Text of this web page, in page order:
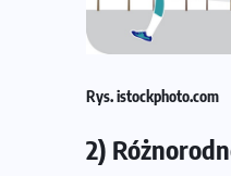
Rys. istockphoto.com
2)